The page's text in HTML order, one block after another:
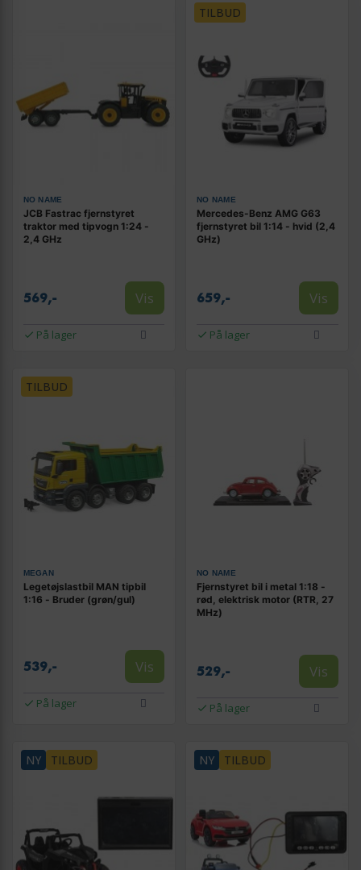
NO NAME
JCB Fastrac fjernstyret
traktor med tipvogn 1:24 -
2,4 GHz
569,- Vis
På lager
TILBUD
NO NAME
Mercedes-Benz AMG G63
fjernstyret bil 1:14 - hvid (2,4
GHz)
659,- Vis
På lager
TILBUD
MEGAN
Legetøjslastbil MAN tipbil
1:16 - Bruder (grøn/gul)
539,- Vis
På lager
NO NAME
Fjernstyret bil i metal 1:18 -
rød, elektrisk motor (RTR, 27
MHz)
529,- Vis
På lager
NY TILBUD NY TILBUD